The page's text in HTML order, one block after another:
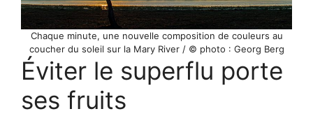
Chaque minute, une nouvelle composition de couleurs au
coucher du soleil sur la Mary River / © photo : Georg Berg
Éviter le superflu porte
ses fruits